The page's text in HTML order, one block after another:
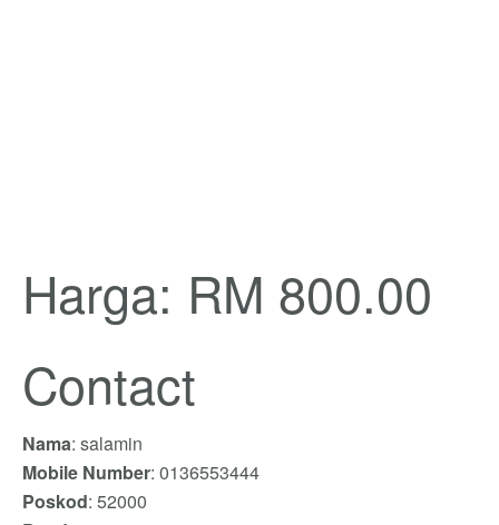
Harga: RM 800.00
Contact
Nama: salamin
Mobile Number: 0136553444
Poskod: 52000